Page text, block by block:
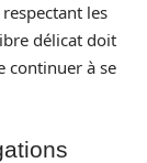
les
délicat doit
continuer à se